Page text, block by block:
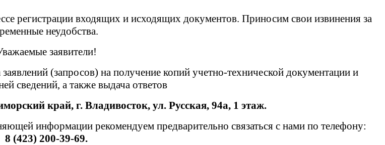
регистрации входящих и исходящих документов. Приносим свои извинения за
неудобства.
заявители!
заявлений (запросов) на получение копий учетно-технической документации и
сведений, а также выдача ответов
край, г. Владивосток, ул. Русская, 94а, 1 этаж.
информации рекомендуем предварительно связаться с нами по телефону:
8 (423) 200-39-69.